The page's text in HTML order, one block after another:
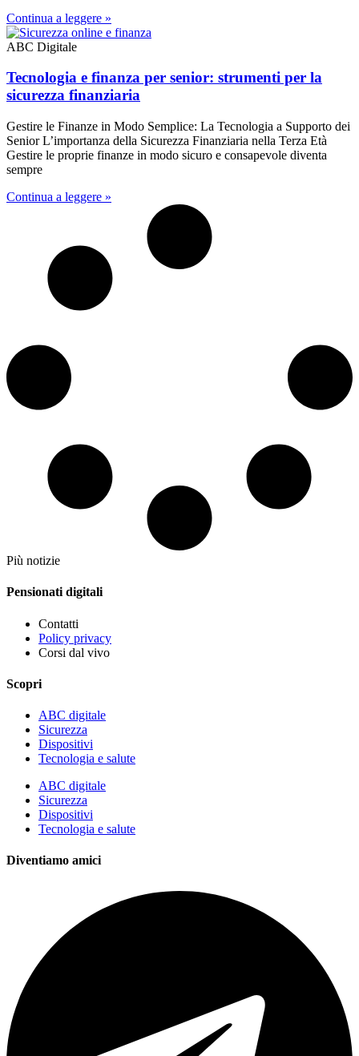
Continua a leggere »
ABC Digitale
Tecnologia e finanza per senior: strumenti per la
sicurezza finanziaria
Gestire le Finanze in Modo Semplice: La Tecnologia a Supporto dei
Senior L’importanza della Sicurezza Finanziaria nella Terza Età
Gestire le proprie finanze in modo sicuro e consapevole diventa
sempre
Continua a leggere »
Più notizie
Pensionati digitali
Contatti
Policy privacy
Corsi dal vivo
Scopri
ABC digitale
Sicurezza
Dispositivi
Tecnologia e salute
ABC digitale
Sicurezza
Dispositivi
Tecnologia e salute
Diventiamo amici